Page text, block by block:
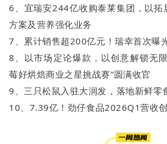
6、宜瑞安244亿收购泰莱集团，以拓
方案及营养强化业务
7、累计销售超200亿元！瑞幸首次曝
8、以市场定论爆款，以创意解锁无
莓好烘焙商业之星挑战赛”圆满收官
9、三只松鼠入驻大润发，落地新鲜零
10、7.39亿！劲仔食品2026Q1营收